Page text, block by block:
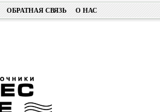
ОБРАТНАЯ СВЯЗЬ О НАС